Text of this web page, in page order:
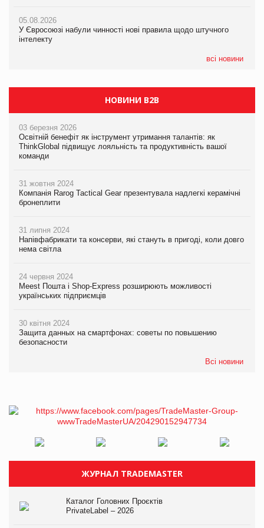
05.08.2026
У Євросоюзі набули чинності нові правила щодо штучного
інтелекту
всі новини
05.08.2026
Сергій Лісунов про заморожені хлібобулочні вироби на
05.08.2026
Рекламна платформа вимагає від Google компенсацію за
втрату 6,9 трлн рекламних показів
НОВИНИ B2B
03 березня 2026
Освітній бенефіт як інструмент утримання талантів: як
ThinkGlobal підвищує лояльність та продуктивність вашої
команди
31 жовтня 2024
Компанія Rarog Tactical Gear презентувала надлегкі керамічні
бронеплити
31 липня 2024
Напівфабрикати та консерви, які стануть в пригоді, коли довго
нема світла
24 червня 2024
Meest Пошта і Shop-Express розширюють можливості
українських підприємців
30 квітня 2024
Защита данных на смартфонах: советы по повышению
безопасности
Всі новини
ЖУРНАЛ TRADEMASTER
Каталог Головних Проєктів
PrivateLabel – 2026